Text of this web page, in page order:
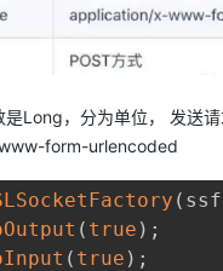
Long，分为单位， 发送
form-urlencoded
( ssf
( true ) ;
( true ) ;